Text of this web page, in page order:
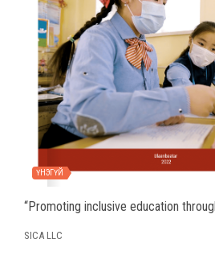
ҮНЭГҮЙ
“Promoting inclusive education
SICA LLC